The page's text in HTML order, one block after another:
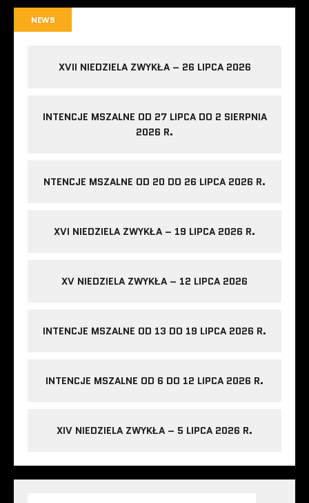
NEWS
XVII NIEDZIELA ZWYKŁA – 26 LIPCA 2026
INTENCJE MSZALNE OD 27 LIPCA DO 2 SIERPNIA
2026 R.
NTENCJE MSZALNE OD 20 DO 26 LIPCA 2026 R.
XVI NIEDZIELA ZWYKŁA – 19 LIPCA 2026 R.
XV NIEDZIELA ZWYKŁA – 12 LIPCA 2026
INTENCJE MSZALNE OD 13 DO 19 LIPCA 2026 R.
INTENCJE MSZALNE OD 6 DO 12 LIPCA 2026 R.
XIV NIEDZIELA ZWYKŁA – 5 LIPCA 2026 R.